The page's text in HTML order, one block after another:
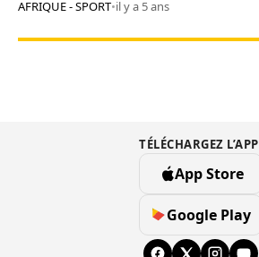
AFRIQUE - SPORT•il y a 5 ans
TÉLÉCHARGEZ L’APP
App Store
Google Play